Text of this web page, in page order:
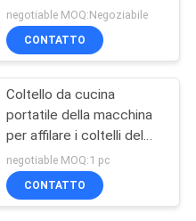
24
32
affilare i coltelli del
carburo di tungsteno con
qualsiasi colore
negotiable MOQ:Negoziabile
CONTATTO
Coltello da cucina
portatile della macchina
per affilare i coltelli del
carburo di tungsteno
messo per l'affilatura fine
negotiable MOQ:1 pc
CONTATTO